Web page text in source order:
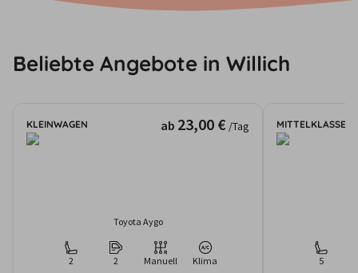
Beliebte Angebote in Willich
KLEINWAGEN ab 23,00 € /Tag
Toyota Aygo
2 2 Manuell Klima
MITTELKLASSE
5